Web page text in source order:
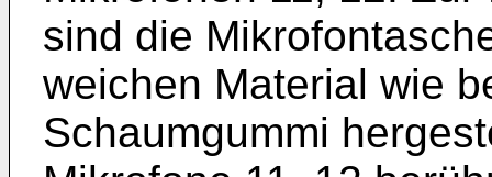
sind die
weichen Material wie
Schaumgummi